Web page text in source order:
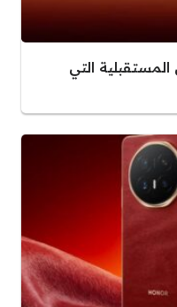
المستقبلية التي